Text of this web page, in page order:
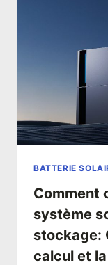
BATTERIE
Comment
système
stockage:
calcul et